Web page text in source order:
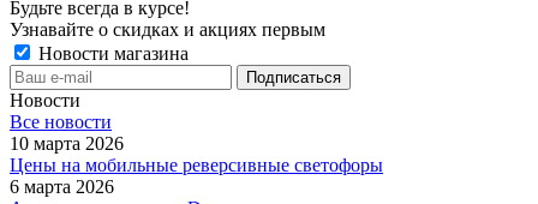
Будьте всегда в курсе!
Узнавайте о скидках и акциях первым
Новости магазина
Новости
Все новости
10 марта 2026
Цены на мобильные реверсивные светофоры
6 марта 2026